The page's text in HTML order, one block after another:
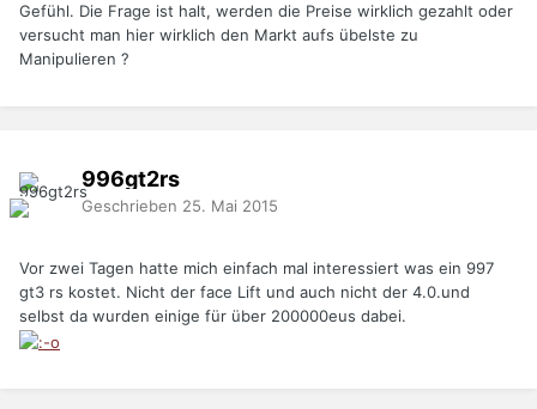
Gefühl. Die Frage ist halt, werden die Preise wirklich gezahlt oder
versucht man hier wirklich den Markt aufs übelste zu
Manipulieren ?
996gt2rs
Geschrieben 25. Mai 2015
Vor zwei Tagen hatte mich einfach mal interessiert was ein 997
gt3 rs kostet. Nicht der face Lift und auch nicht der 4.0.und
selbst da wurden einige für über 200000eus dabei.